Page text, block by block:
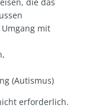
mit
(Autismus)
erforderlich.